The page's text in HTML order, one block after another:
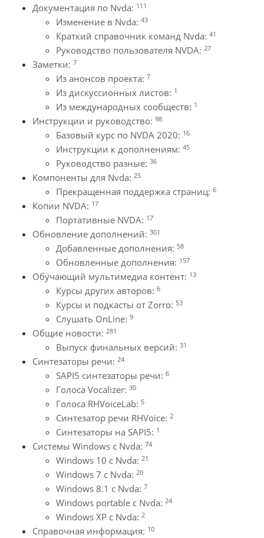
Документация по Nvda: 111
Изменение в Nvda: 43
Краткий справочник команд Nvda: 41
Руководство пользователя NVDA: 27
Заметки: 7
Из анонсов проекта: 7
Из дискуссионных листов: 1
Из международных сообществ: 1
Инструкции и руководство: 98
Базовый курс по NVDA 2020: 16
Инструкции к дополнениям: 45
Руководство разные: 36
Компоненты для Nvda: 25
Прекращенная поддержка страниц: 6
Копии NVDA: 17
Портативные NVDA: 17
Обновление дополнений: 301
Добавленные дополнения: 58
Обновленные дополнения: 157
Обучающий мультимедиа контент: 13
Курсы других авторов: 6
Курсы и подкасты от Zorro: 53
Слушать OnLine: 9
Общие новости: 281
Выпуск финальных версий: 31
Синтезаторы речи: 24
SAPI5 синтезаторы речи: 6
Голоса Vocalizer: 30
Голоса RHVoiceLab: 5
Синтезатор речи RHVoice: 2
Синтезаторы на SAPI5: 1
Системы Windows с Nvda: 74
Windows 10 с Nvda: 21
Windows 7 с Nvda: 20
Windows 8.1 с Nvda: 7
Windows portable с Nvda: 24
Windows XP с Nvda: 2
Справочная информация: 10